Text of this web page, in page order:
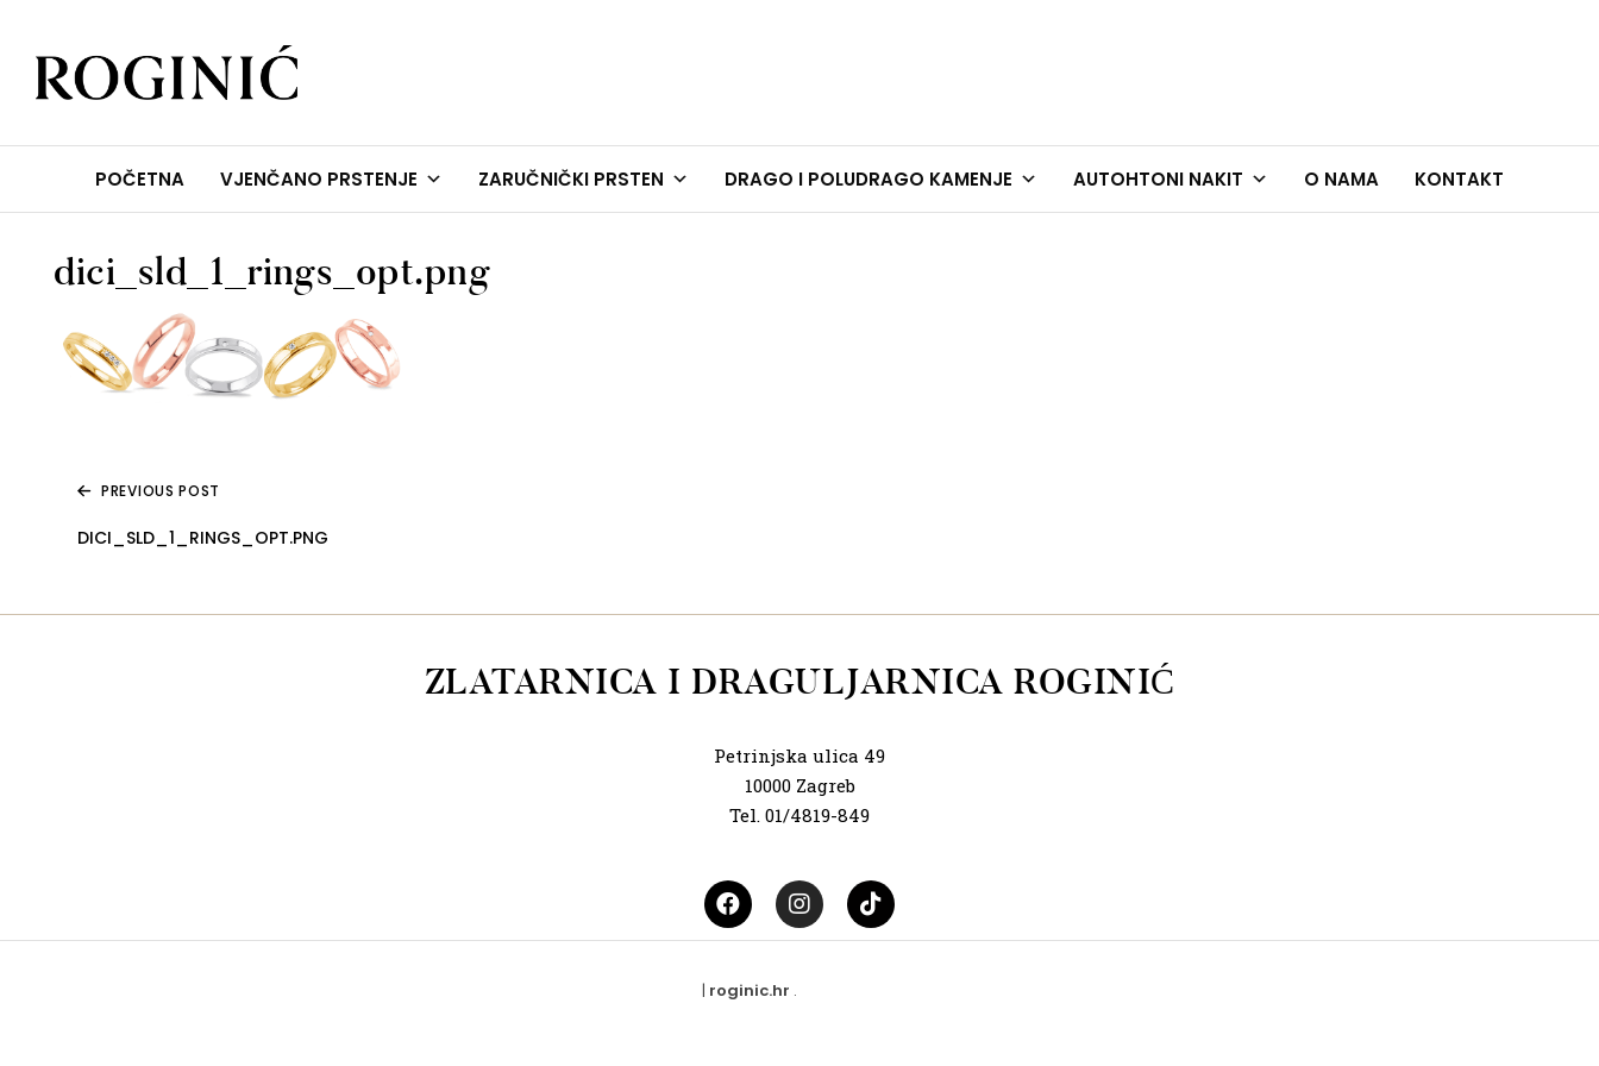
ZLATARNA ROGINIĆ
Zaručničko i vjenčano prstenje
POČETNA VJENČANO PRSTENJE ZARUČNIČKI PRSTEN DRAGO I POLUDRAGO KAMENJE AUTOHTONI NAKIT O NAMA KONTAKT
dici_sld_1_rings_opt.png
PREVIOUS POST
DICI_SLD_1_RINGS_OPT.PNG
ZLATARNICA I DRAGULJARNICA ROGINIĆ
Petrinjska ulica 49
10000 Zagreb
Tel. 01/4819-849
| roginic.hr .